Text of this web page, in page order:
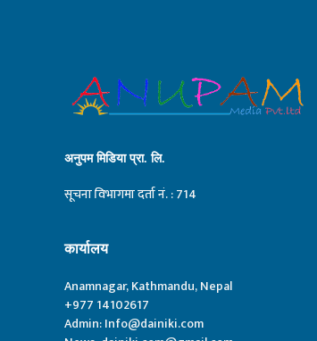
अनुपम मिडिया प्रा. लि.
सूचना विभागमा दर्ता नं. : 714
कार्यालय
Anamnagar, Kathmandu, Nepal
+977 14102617
Admin:Info@dainiki.com